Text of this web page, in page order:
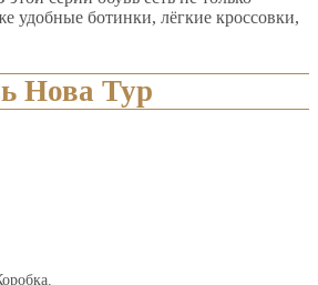
удобные ботинки, лёгкие кроссовки,
Нова Тур